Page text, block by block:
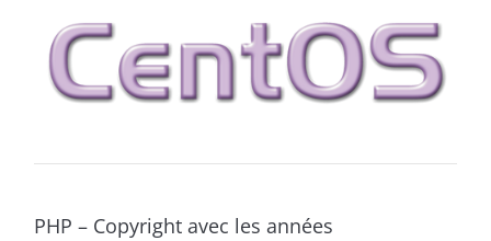
PHP – Copyright avec les années